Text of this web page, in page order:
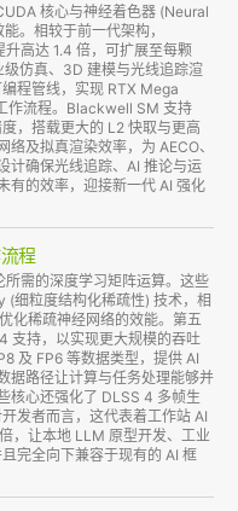
核心与神经着色器 (Neural
。相较于前一代架构，
高达 1.4 倍，可扩展至每颗
仿真、3D 建模与光线追踪渲
程管线，实现 RTX Mega
作流程。Blackwell SM 支持
，搭载更大的 L2 快取与更高
及拟真渲染效率，为 AECO、
计确保光线追踪、AI 推论与运
有的效率，迎接新一代 AI 强化
程
需的深度学习矩阵运算。这些
细粒度结构化稀疏性) 技术，相
化稀疏神经网络的效能。第五
支持，以实现更大规模的吞吐
及 FP6 等数据类型，提供 AI
据路径让计算与任务处理能够并
核心还强化了 DLSS 4 多帧生
发者而言，这代表着工作站 AI
，让本地 LLM 原型开发、工业
完全向下兼容于现有的 AI 框